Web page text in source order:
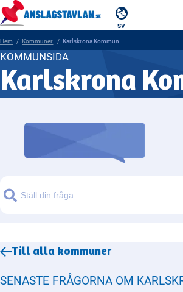
SV
ÄMNEN
REGIONER
Hem Kommuner Karlskrona Kommun
KOMMUNSIDA
Karlskrona
Sök
Till alla kommuner
SENASTE FRÅGORNA OM